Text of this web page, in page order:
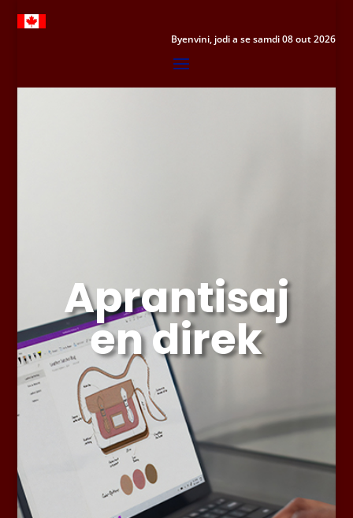
Byenvini, jodi a se samdi 08 out 2026
Aprantisaj
en direk